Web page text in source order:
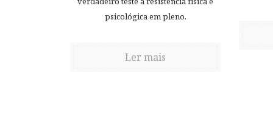
psicológica em pleno.
Ler mais